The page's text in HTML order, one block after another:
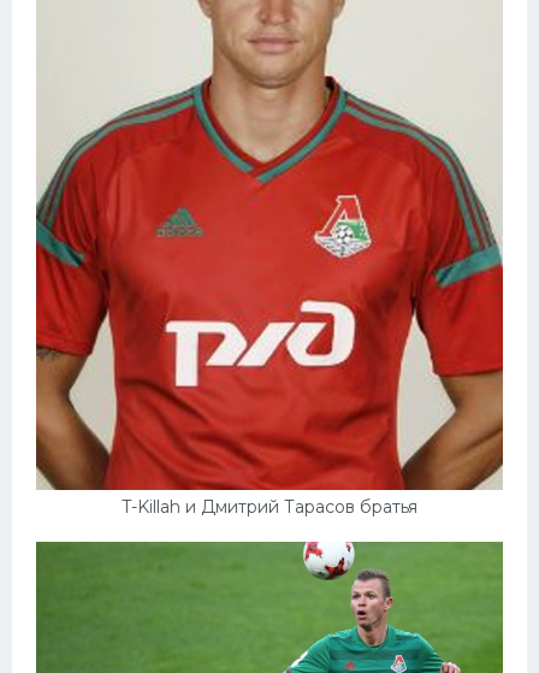
T-Killah и Дмитрий Тарасов братья